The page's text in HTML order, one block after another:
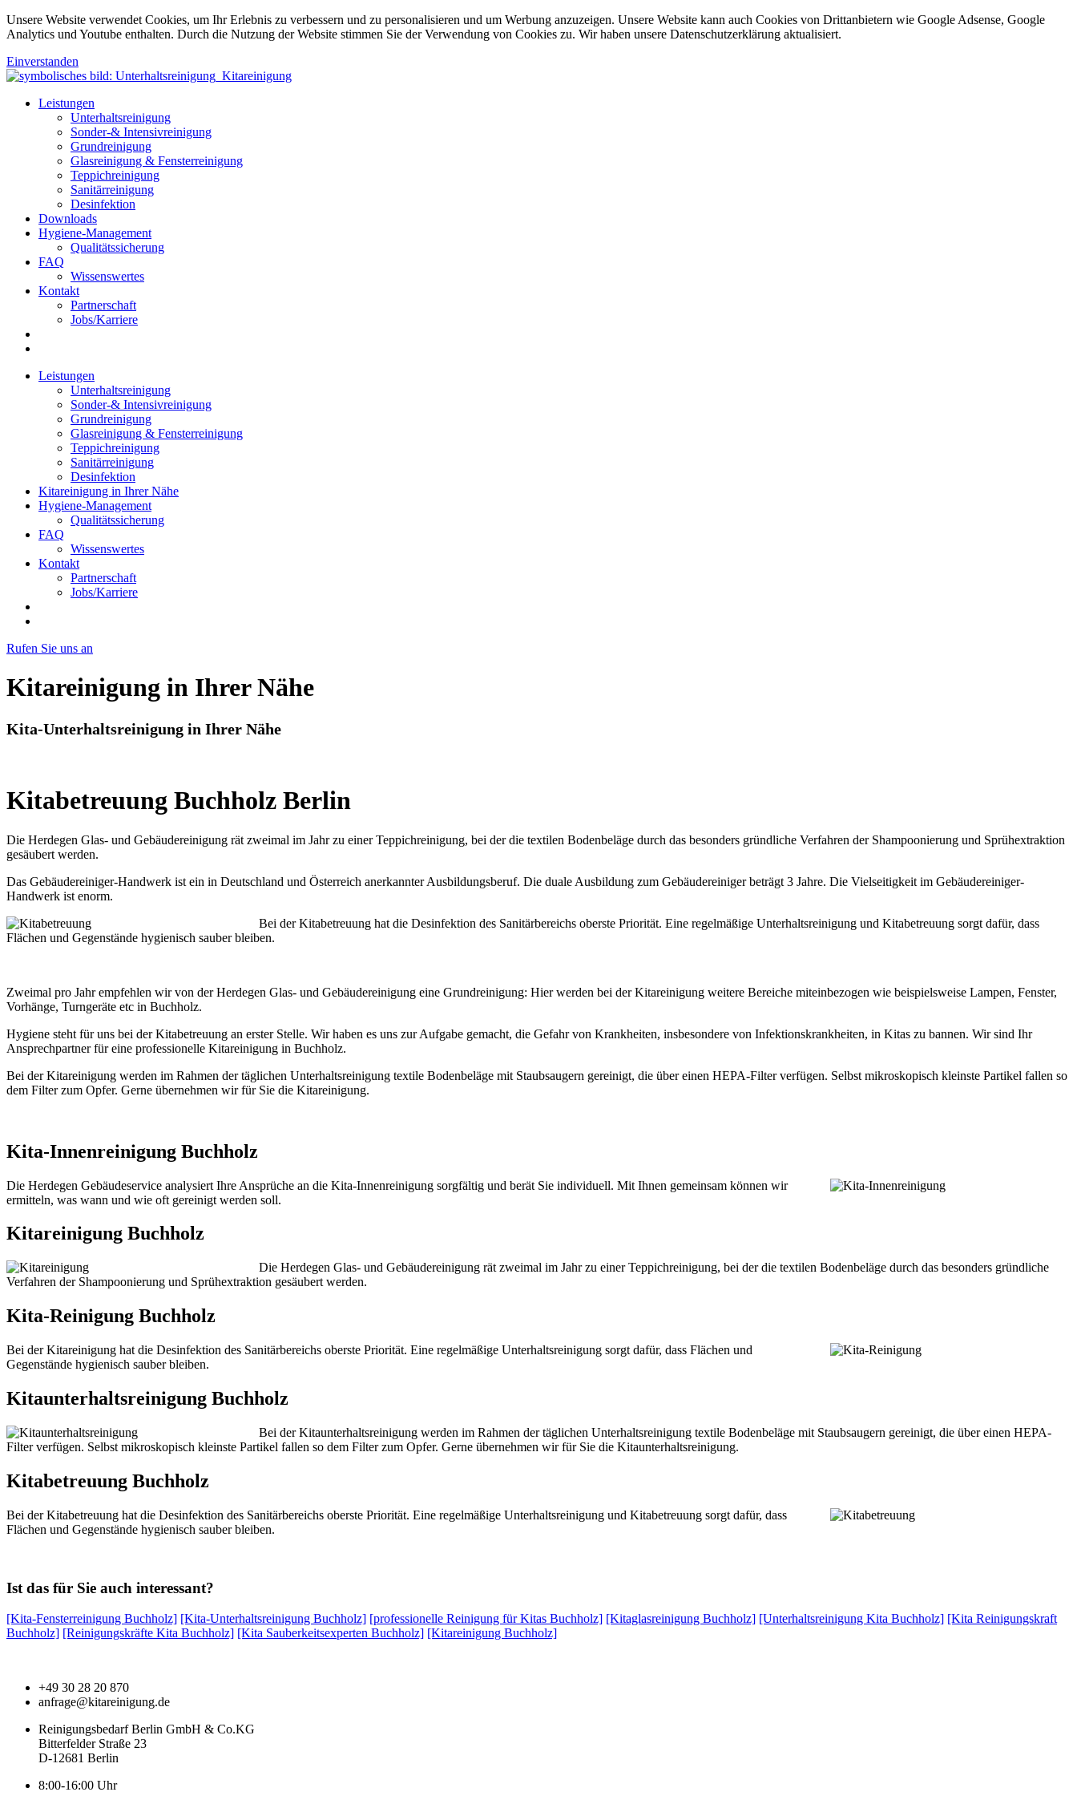
Unsere Website verwendet Cookies, um Ihr Erlebnis zu verbessern und zu personalisieren und um Werbung anzuzeigen. Unsere Website kann auch Cookies von Drittanbietern wie Google Adsense, Google
Analytics und Youtube enthalten. Durch die Nutzung der Website stimmen Sie der Verwendung von Cookies zu. Wir haben unsere Datenschutzerklärung aktualisiert.
Einverstanden
Leistungen
Unterhaltsreinigung
Sonder-& Intensivreinigung
Grundreinigung
Glasreinigung & Fensterreinigung
Teppichreinigung
Sanitärreinigung
Desinfektion
Downloads
Hygiene-Management
Qualitätssicherung
FAQ
Wissenswertes
Kontakt
Partnerschaft
Jobs/Karriere
Leistungen
Unterhaltsreinigung
Sonder-& Intensivreinigung
Grundreinigung
Glasreinigung & Fensterreinigung
Teppichreinigung
Sanitärreinigung
Desinfektion
Kitareinigung in Ihrer Nähe
Hygiene-Management
Qualitätssicherung
FAQ
Wissenswertes
Kontakt
Partnerschaft
Jobs/Karriere
Rufen Sie uns an
Kitareinigung in Ihrer Nähe
Kita-Unterhaltsreinigung in Ihrer Nähe
Kitabetreuung Buchholz Berlin
Die Herdegen Glas- und Gebäudereinigung rät zweimal im Jahr zu einer Teppichreinigung, bei der die textilen Bodenbeläge durch das besonders gründliche Verfahren der Shampoonierung und Sprühextraktion
gesäubert werden.
Das Gebäudereiniger-Handwerk ist ein in Deutschland und Österreich anerkannter Ausbildungsberuf. Die duale Ausbildung zum Gebäudereiniger beträgt 3 Jahre. Die Vielseitigkeit im Gebäudereiniger-
Handwerk ist enorm.
Bei der Kitabetreuung hat die Desinfektion des Sanitärbereichs oberste Priorität. Eine regelmäßige Unterhaltsreinigung und Kitabetreuung sorgt dafür, dass
Flächen und Gegenstände hygienisch sauber bleiben.
Zweimal pro Jahr empfehlen wir von der Herdegen Glas- und Gebäudereinigung eine Grundreinigung: Hier werden bei der Kitareinigung weitere Bereiche miteinbezogen wie beispielsweise Lampen, Fenster,
Vorhänge, Turngeräte etc in Buchholz.
Hygiene steht für uns bei der Kitabetreuung an erster Stelle. Wir haben es uns zur Aufgabe gemacht, die Gefahr von Krankheiten, insbesondere von Infektionskrankheiten, in Kitas zu bannen. Wir sind Ihr
Ansprechpartner für eine professionelle Kitareinigung in Buchholz.
Bei der Kitareinigung werden im Rahmen der täglichen Unterhaltsreinigung textile Bodenbeläge mit Staubsaugern gereinigt, die über einen HEPA-Filter verfügen. Selbst mikroskopisch kleinste Partikel fallen so
dem Filter zum Opfer. Gerne übernehmen wir für Sie die Kitareinigung.
Kita-Innenreinigung Buchholz
Die Herdegen Gebäudeservice analysiert Ihre Ansprüche an die Kita-Innenreinigung sorgfältig und berät Sie individuell. Mit Ihnen gemeinsam können wir
ermitteln, was wann und wie oft gereinigt werden soll.
Kitareinigung Buchholz
Die Herdegen Glas- und Gebäudereinigung rät zweimal im Jahr zu einer Teppichreinigung, bei der die textilen Bodenbeläge durch das besonders gründliche
Verfahren der Shampoonierung und Sprühextraktion gesäubert werden.
Kita-Reinigung Buchholz
Bei der Kitareinigung hat die Desinfektion des Sanitärbereichs oberste Priorität. Eine regelmäßige Unterhaltsreinigung sorgt dafür, dass Flächen und
Gegenstände hygienisch sauber bleiben.
Kitaunterhaltsreinigung Buchholz
Bei der Kitaunterhaltsreinigung werden im Rahmen der täglichen Unterhaltsreinigung textile Bodenbeläge mit Staubsaugern gereinigt, die über einen HEPA-
Filter verfügen. Selbst mikroskopisch kleinste Partikel fallen so dem Filter zum Opfer. Gerne übernehmen wir für Sie die Kitaunterhaltsreinigung.
Kitabetreuung Buchholz
Bei der Kitabetreuung hat die Desinfektion des Sanitärbereichs oberste Priorität. Eine regelmäßige Unterhaltsreinigung und Kitabetreuung sorgt dafür, dass
Flächen und Gegenstände hygienisch sauber bleiben.
Ist das für Sie auch interessant?
[Kita-Fensterreinigung Buchholz] [Kita-Unterhaltsreinigung Buchholz] [professionelle Reinigung für Kitas Buchholz] [Kitaglasreinigung Buchholz] [Unterhaltsreinigung Kita Buchholz] [Kita Reinigungskraft
Buchholz] [Reinigungskräfte Kita Buchholz] [Kita Sauberkeitsexperten Buchholz] [Kitareinigung Buchholz]
+49 30 28 20 870
anfrage@kitareinigung.de
Reinigungsbedarf Berlin GmbH & Co.KG
Bitterfelder Straße 23
D-12681 Berlin
8:00-16:00 Uhr